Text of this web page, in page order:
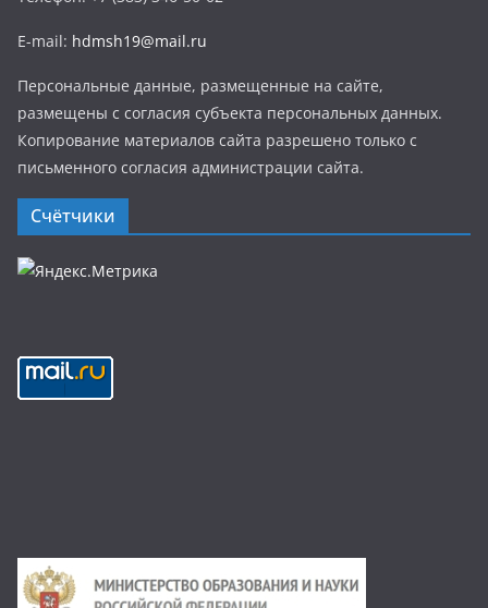
E-mail: hdmsh19@mail.ru
Персональные данные, размещенные на сайте,
размещены с согласия субъекта персональных данных.
Копирование материалов сайта разрешено только с
письменного согласия администрации сайта.
Счётчики